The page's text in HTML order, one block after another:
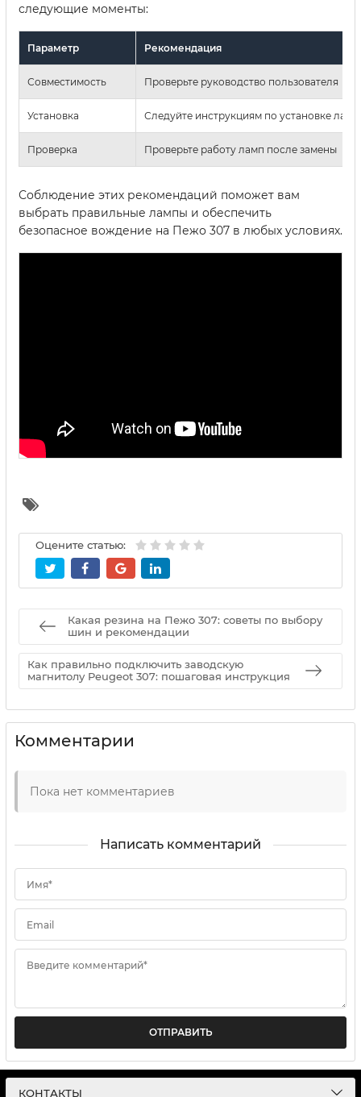
следующие моменты:
Параметр Рекомендация
Совместимость Проверьте руководство пользователя
Установка Следуйте инструкциям по установке ламп
Проверка Проверьте работу ламп после замены
Соблюдение этих рекомендаций поможет вам
выбрать правильные лампы и обеспечить
безопасное вождение на Пежо 307 в любых условиях.
Оцените статью:
Какая резина на Пежо 307: советы по выбору
шин и рекомендации
Как правильно подключить заводскую
магнитолу Peugeot 307: пошаговая инструкция
Комментарии
Пока нет комментариев
Написать комментарий
Имя*
Email
Введите комментарий*
ОТПРАВИТЬ
КОНТАКТЫ